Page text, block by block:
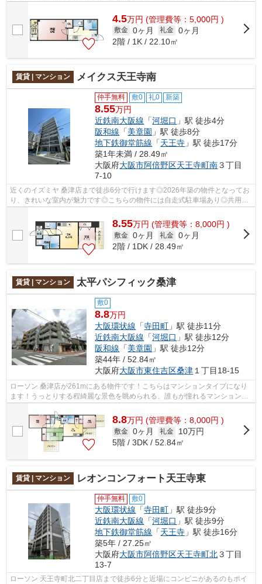
4.5万円 (管理費等：5,000円 )
敷金 0ヶ月 礼金 0ヶ月
2階 / 1K / 22.10㎡
賃貸 | マンション メイクス天王寺南
仲手無料 敷0 礼0 新築
8.55万円
近鉄南大阪線 「河堀口 」駅 徒歩4分
阪和線 「美章園 」駅 徒歩8分
地下鉄御堂筋線 「天王寺 」駅 徒歩17分
築1年未満 / 28.49㎡
大阪府大阪市阿倍野区天王寺町南３丁目
7-10
近くのイズミヤ 桑津店まで徒歩6分で行けます◎2026年築の物件となってお
り、きれいな室内が魅力です◎こちらの物件には自走式駐車場あり◎共用部
8.55万円 (管理費等：8,000円 )
敷金 0ヶ月 礼金 0ヶ月
2階 / 1DK / 28.49㎡
賃貸 | マンション 太平パシフィック桑津
敷0
8.8万円
大阪環状線 「寺田町 」駅 徒歩11分
近鉄南大阪線 「河堀口 」駅 徒歩12分
阪和線 「美章園 」駅 徒歩12分
築44年 / 52.84㎡
大阪府大阪市東住吉区桑津 １丁目18-15
ローソン 桑津店が261mにある物件です！こちらはマンションタイプになり
ます！うっとりする程綺麗な景色を眺められる、誰もが憧れるマンションで
す！共用部にはエレベータ・敷地内ごみ...
8.8万円 (管理費等：8,000円 )
敷金 0ヶ月 礼金
10万円
5階 / 3DK / 52.84㎡
賃貸 | マンション レオンコンフォート天王寺東
仲手無料 敷0
大阪環状線 「寺田町 」駅 徒歩9分
近鉄南大阪線 「河堀口 」駅 徒歩9分
地下鉄御堂筋線 「天王寺 」駅 徒歩16分
築5年 / 27.25㎡
大阪府大阪市阿倍野区天王寺町北３丁目
13-7
ローソン 天王寺町北二丁目店まで徒歩6分と近場にコンビニがあるのもポイ